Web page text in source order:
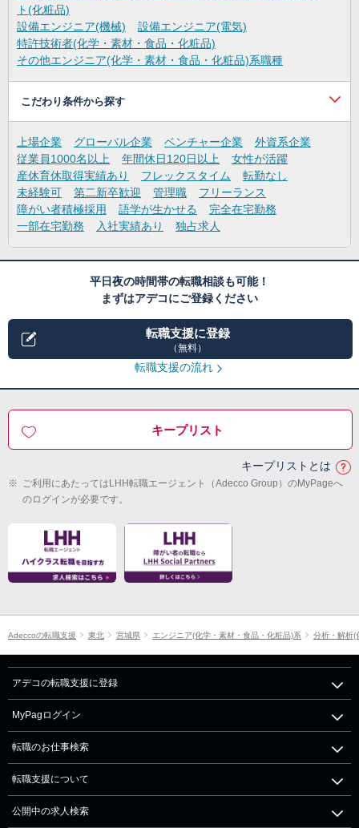
ト(化粧品)
設備エンジニア(機械)
設備エンジニア(電気)
特許技術者(化学・素材・食品・化粧品)
その他エンジニア(化学・素材・食品・化粧品)系職種
こだわり条件から探す
上場企業 グローバル企業 ベンチャー企業
外資系企業
従業員1000名以上
年間休日120日以上
女性が活躍
産休育休取得実績あり
フレックスタイム
転勤なし
未経験可
第二新卒歓迎 管理職
フリーランス
障がい者積極採用
語学が生かせる
完全在宅勤務
一部在宅勤務
入社実績あり 独占求人
平日夜の時間帯の転職相談も可能！
まずはアデコにご登録ください
転職支援に登録
（無料）
転職支援の流れ
キープリスト
キープリストとは
※ ご利用にあたってはLHH転職エージェント（Adecco Group）のMyPageへ
のログインが必要です。
Adeccoの転職支援 東北 宮城県 エンジニア(化学・素材・食品・化粧品)系 分析・解析(
アデコの転職支援に登録
MyPagログイン
転職のお仕事検索
転職支援について
公開中の求人検索